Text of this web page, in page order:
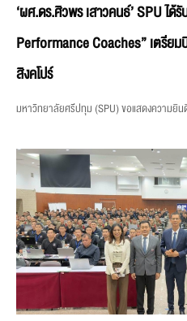
‘ผศ.ดร.ศิวพร เสาวคนธ์’ SPU ได้
Performance Coaches” เตรีย
สิงคโปร์
มหาวิทยาลัยศรีปทุม (SPU) ขอแสดงความยิ